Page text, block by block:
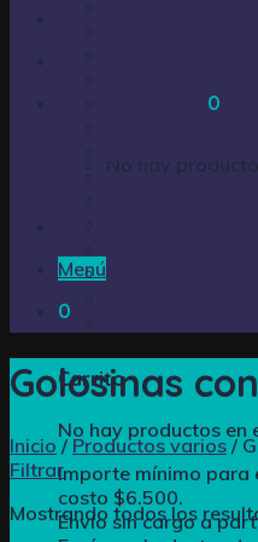
Acceder
Carrito / 0
No hay
Menú
0
Carrito
No hay productos en
Importe mínimo para
costo $6.500.
Envío sin cargo a
Limpieza –
Golosinas
Inicio / Productos varios /
Filtrar
Mostrando todos los